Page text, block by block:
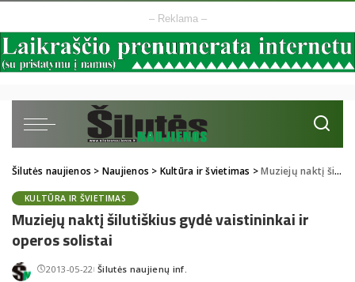
– Reklama –
Šilutės naujienos > Naujienos > Kultūra ir švietimas >Muziejų naktį šilutiškius gydė vaistininkai ir operos solistai
KULTŪRA IR ŠVIETIMAS
Muziejų naktį šilutiškius gydė vaistininkai ir
operos solistai
2013-05-22Posted
Šilutės naujienų inf.